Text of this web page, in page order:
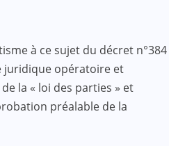
à ce sujet du décret n°384
juridique opératoire et
la « loi des parties » et
préalable de la